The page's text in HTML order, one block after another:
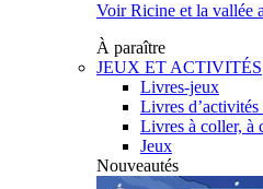
Voir Ricine et la vallée
À paraître
JEUX ET ACTIVITÉS
Livres-jeux
Livres d’activités
Livres à coller, à
Jeux
Nouveautés